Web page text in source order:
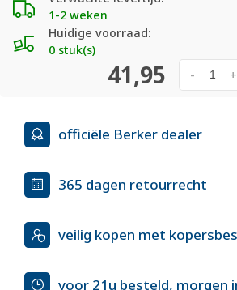
1-2 weken
Huidige voorraad:
0 stuk(s)
41,95 +
-
officiële Berker dealer
365 dagen retourrecht
veilig kopen met
voor 21u besteld, morgen